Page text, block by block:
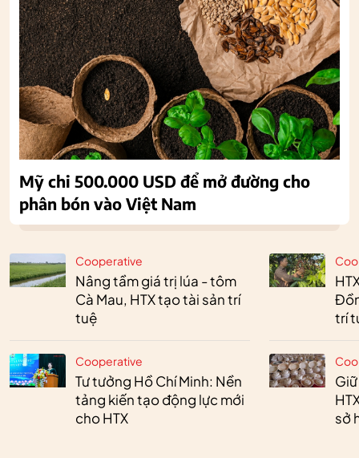
Cooperative
Nâng tầm giá trị lúa - tôm
Cà Mau, HTX tạo tài sản trí
tuệ
Cooperative
Tư tưởng Hồ Chí Minh: Nền
tảng kiến tạo động lực mới
cho HTX
trí
sở
Mỹ chi 500.000 USD để mở đường cho
phân bón vào Việt Nam